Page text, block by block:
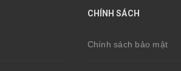
CHÍNH SÁCH
Chính sách bảo mật